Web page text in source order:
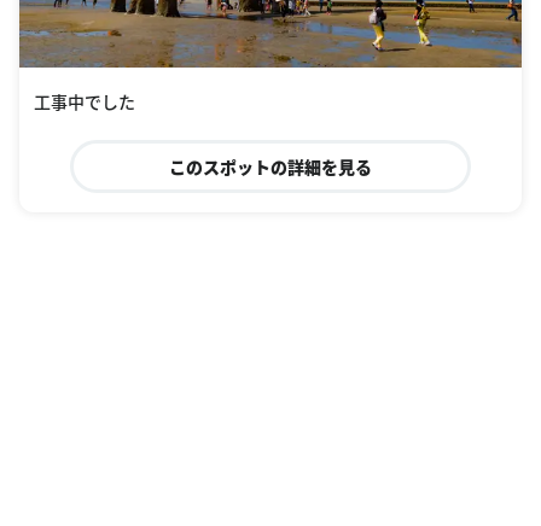
工事中でした
このスポットの詳細を見る